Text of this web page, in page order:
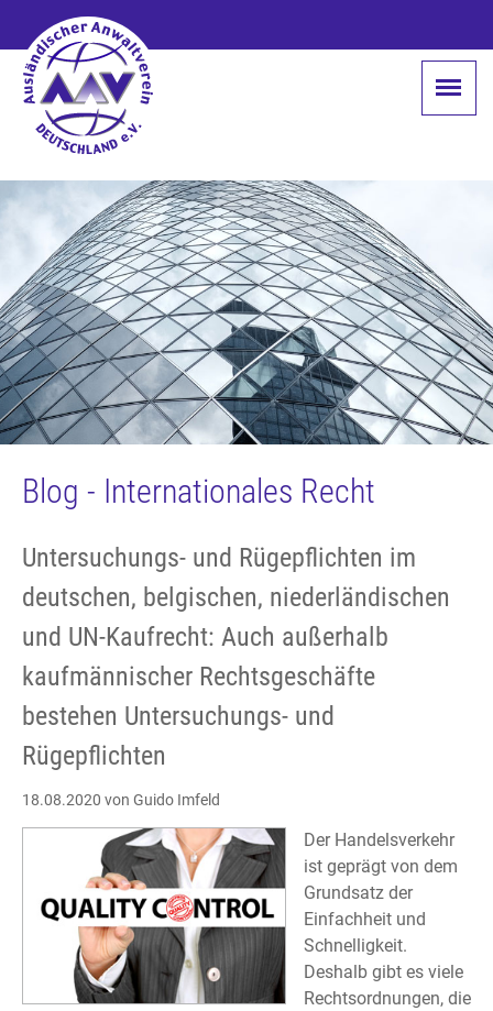
Blog - Internationales Recht
Untersuchungs- und Rügepflichten im
deutschen, belgischen, niederländischen
und UN-Kaufrecht: Auch außerhalb
kaufmännischer Rechtsgeschäfte
bestehen Untersuchungs- und
Rügepflichten
18.08.2020 von Guido Imfeld
Der Handelsverkehr
ist geprägt von dem
Grundsatz der
Einfachheit und
Schnelligkeit.
Deshalb gibt es viele
Rechtsordnungen, die